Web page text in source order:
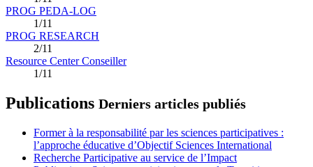
PROG PEDA-LOG
1/11
PROG RESEARCH
2/11
Resource Center Conseiller
1/11
Publications Derniers articles publiés
Former à la responsabilité par les sciences participatives :
l’approche éducative d’Objectif Sciences International
Recherche Participative au service de l’Impact